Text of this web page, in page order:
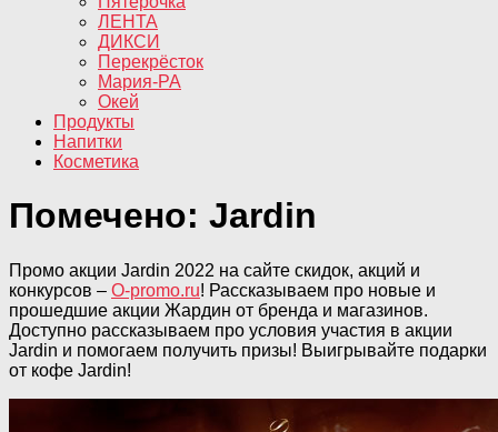
ЛЕНТА
ДИКСИ
Перекрёсток
Мария-РА
Окей
Продукты
Напитки
Косметика
Помечено: Jardin
Промо акции Jardin 2022 на сайте скидок, акций и
конкурсов – O-promo.ru! Рассказываем про новые и
прошедшие акции Жардин от бренда и магазинов.
Доступно рассказываем про условия участия в акции
Jardin и помогаем получить призы! Выигрывайте подарки
от кофе Jardin!